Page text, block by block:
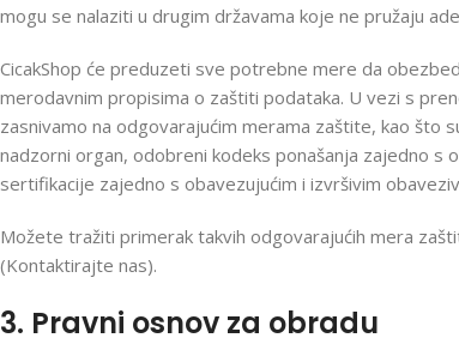
mogu se nalaziti u drugim državama koje ne pružaju
CicakShop će preduzeti sve potrebne mere da
merodavnim propisima o zaštiti podataka. U vezi s
zasnivamo na odgovarajućim merama zaštite, kao što
nadzorni organ, odobreni kodeks ponašanja zajedno s
sertifikacije zajedno s obavezujućim i izvršivim
Možete tražiti primerak takvih odgovarajućih mera
(Kontaktirajte nas).
3. Pravni osnov za obradu